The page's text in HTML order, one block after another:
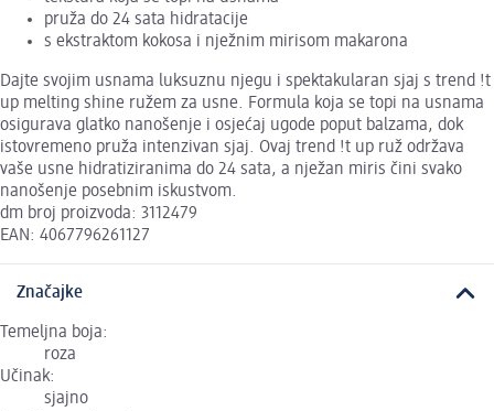
pruža do 24 sata hidratacije
s ekstraktom kokosa i nježnim mirisom makarona
Dajte svojim usnama luksuznu njegu i spektakularan sjaj s trend !t
up melting shine ružem za usne. Formula koja se topi na usnama
osigurava glatko nanošenje i osjećaj ugode poput balzama, dok
istovremeno pruža intenzivan sjaj. Ovaj trend !t up ruž održava
vaše usne hidratiziranima do 24 sata, a nježan miris čini svako
nanošenje posebnim iskustvom.
dm broj proizvoda: 3112479
EAN: 4067796261127
Značajke
Temeljna boja:
roza
Učinak:
sjajno